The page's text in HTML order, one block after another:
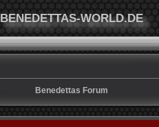
BENEDETTAS-WORLD.DE
Benedettas Forum